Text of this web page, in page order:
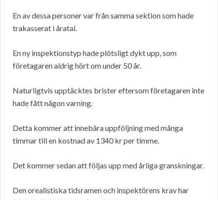
En av dessa personer var från samma sektion som hade
trakasserat i åratal.
En ny inspektionstyp hade plötsligt dykt upp, som
företagaren aldrig hört om under 50 år.
Naturligtvis upptäcktes brister eftersom företagaren inte
hade fått någon varning.
Detta kommer att innebära uppföljning med många
timmar till en kostnad av 1340 kr per timme.
Det kommer sedan att följas upp med årliga granskningar.
Den orealistiska tidsramen och inspektörens krav har